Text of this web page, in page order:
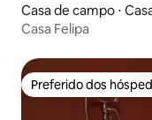
Casa de campo ⋅
Casa Felipa
Preferido dos
Preferido dos